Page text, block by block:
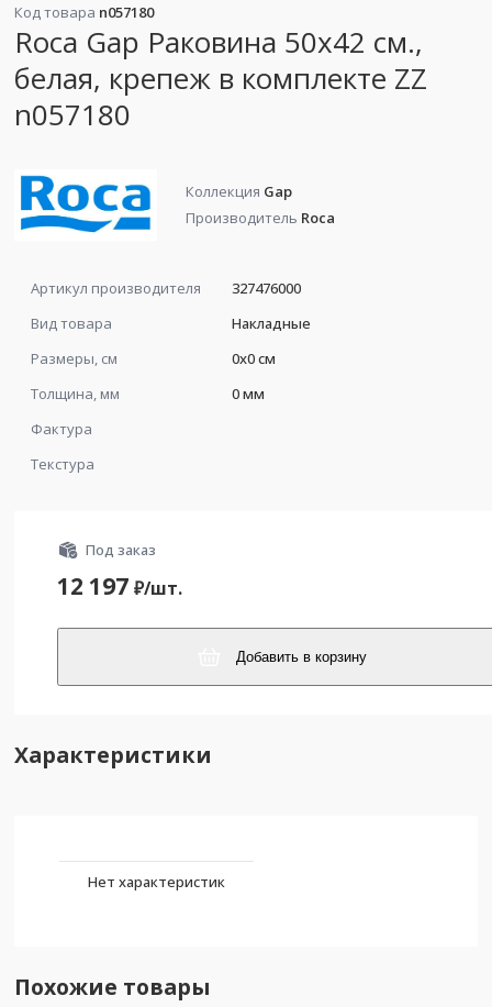
Код товара n057180
Roca Gap Раковина 50x42 см.,
белая, крепеж в комплекте ZZ
n057180
Коллекция Gap
Производитель Roca
Артикул производителя
327476000
Вид товара
Накладные
Размеры, см
0x0 см
Толщина, мм
0 мм
Фактура
Текстура
Под заказ
12 197 ₽/шт.
Добавить в корзину
Характеристики
Нет характеристик
Похожие товары